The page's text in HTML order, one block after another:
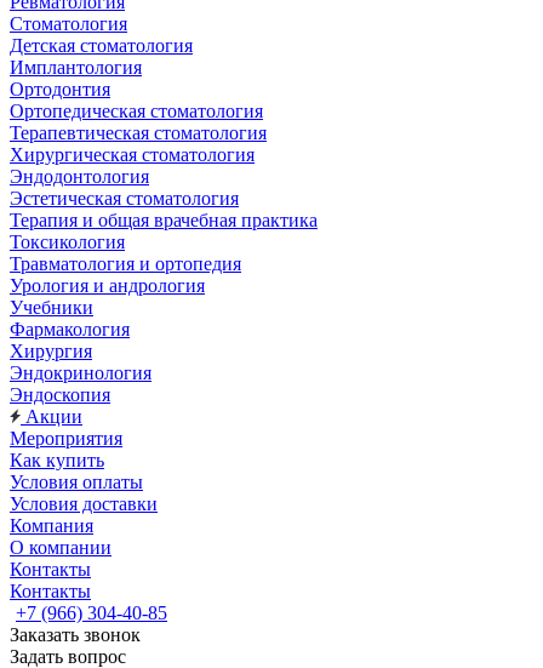
Стоматология
Детская стоматология
Имплантология
Ортодонтия
Ортопедическая стоматология
Терапевтическая стоматология
Хирургическая стоматология
Эндодонтология
Эстетическая стоматология
Терапия и общая врачебная практика
Токсикология
Травматология и ортопедия
Урология и андрология
Учебники
Фармакология
Хирургия
Эндокринология
Эндоскопия
Акции
Мероприятия
Как купить
Условия оплаты
Условия доставки
Компания
О компании
Контакты
Контакты
+7 (966) 304-40-85
Заказать звонок
Задать вопрос